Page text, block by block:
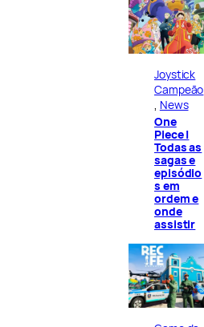
Joystick
Campeão
, News
One
Piece |
Todas as
sagas e
episódio
s em
ordem e
onde
assistir